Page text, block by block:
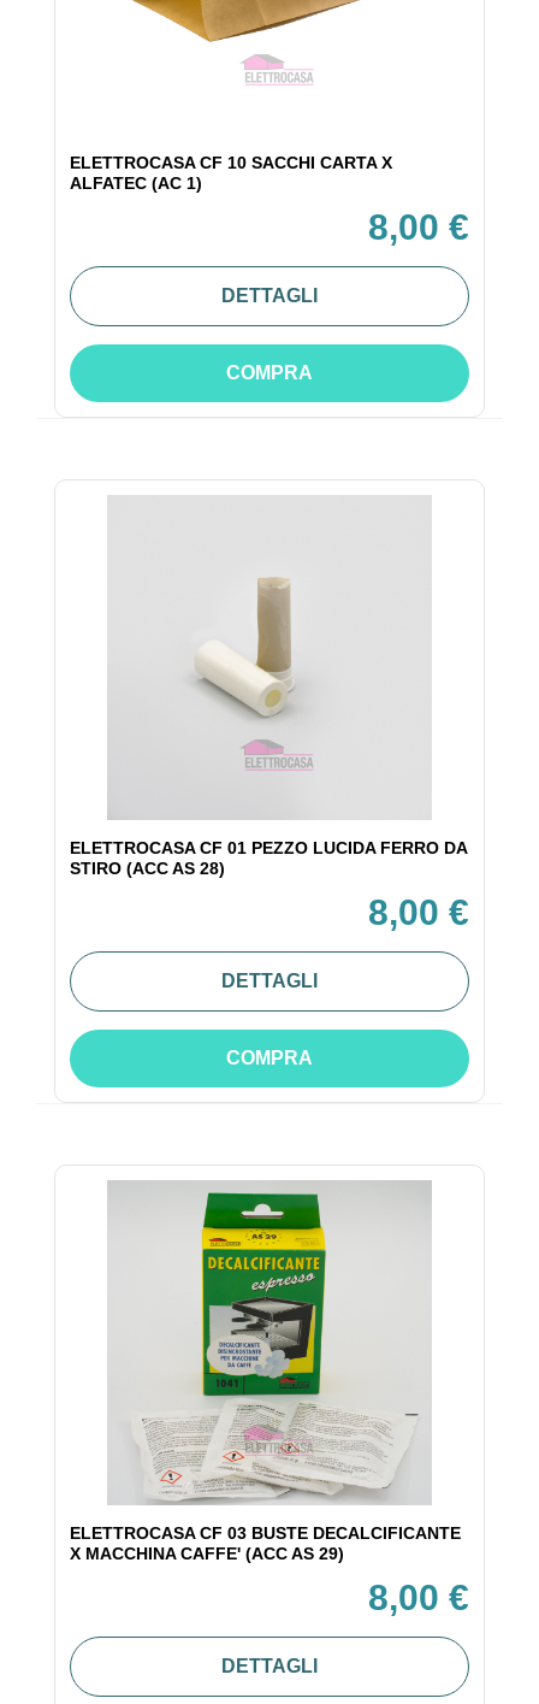
ELETTROCASA CF 10 SACCHI CARTA X
ALFATEC (AC 1)
8,00 €
DETTAGLI
COMPRA
ELETTROCASA CF 01 PEZZO LUCIDA FERRO DA
STIRO (ACC AS 28)
8,00 €
DETTAGLI
COMPRA
ELETTROCASA CF 03 BUSTE DECALCIFICANTE
X MACCHINA CAFFE' (ACC AS 29)
8,00 €
DETTAGLI